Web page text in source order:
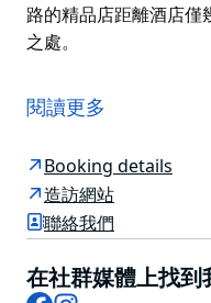
路的精品店距離酒店僅
之處。
最令人興奮和熱鬧的地
薩里山和中央商務區。
清新、簡約且色調舒緩
設計的細節，包括特別
的材料。套房內配有澳
GHD 吹風機和迷你吧。
充滿熱帶風情的泳池露
閱讀更多
Booking details
造訪網站
聯絡我們
在社群媒體上找到